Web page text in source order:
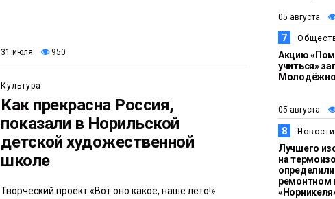
31 июля 950
Культура
Как прекрасна Россия,
показали в Норильской
детской художественной
школе
Творческий проект «Вот оно какое, наше лето!»
05 августа
7
Акцию
учиться»
05 августа
8 Новости
Лучшего
на
определили
ремонтном